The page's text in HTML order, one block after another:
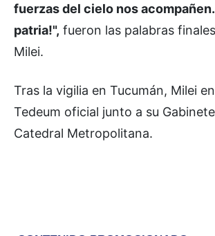
fuerzas del cielo nos acompañen.
patria!", fueron las palabras
Milei.
Tras la vigilia en Tucumán, Milei
Tedeum oficial junto a su
Catedral Metropolitana.